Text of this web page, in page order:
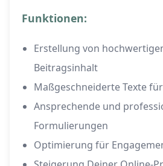
Funktionen:
Erstellung von
Beitragsinhalt
Maßgeschneiderte Texte
Ansprechende und
Formulierungen
Optimierung für